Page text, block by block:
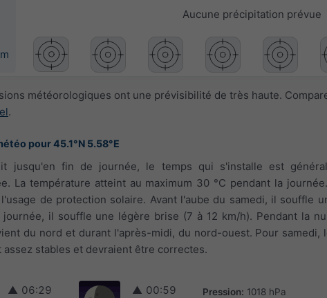
Aucune précipitation prévue
météorologiques ont une prévisibilité de très haute.
.
pour 45.1°N 5.58°E
jusqu'en fin de journée, le temps qui s'installe est
La température atteint au maximum 30 °C pendant la
de protection solaire. Avant l'aube du samedi, il souffle
journée, il souffle une légère brise (7 à 12 km/h). Pendant la
du nord et durant l'après-midi, du nord-ouest. Pour samedi,
assez stables et devraient être correctes.
▲ 06:29
▲ 00:59
Pression: 1018 hPa